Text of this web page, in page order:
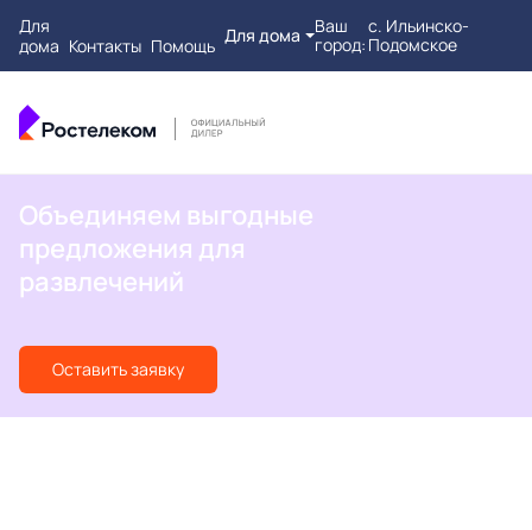
Для
дома Контакты Помощь Для дома
Ваш
город:
с. Ильинско-
Подомское
Объединяем выгодные
предложения для
развлечений
Оставить заявку